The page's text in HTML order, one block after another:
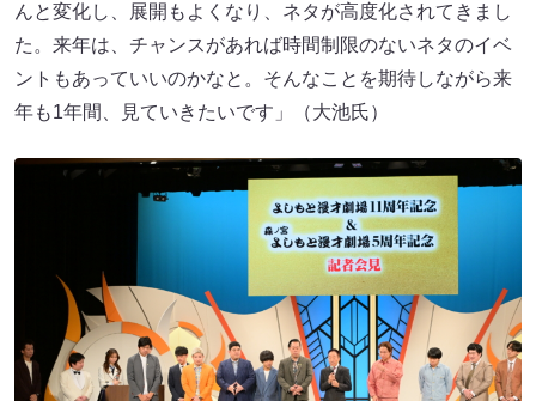
んと変化し、展開もよくなり、ネタが高度化されてきまし
た。来年は、チャンスがあれば時間制限のないネタのイベ
ントもあっていいのかなと。そんなことを期待しながら来
年も1年間、見ていきたいです」（大池氏）